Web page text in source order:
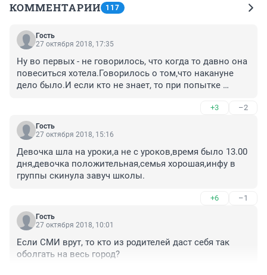
КОММЕНТАРИИ 117
Гость
27 октября 2018, 17:35
Ну во первых - не говорилось, что когда то давно она
повеситься хотела.Говорилось о том,что накануне
дело было.И если кто не знает, то при попытке
мед.комиссия будет с пометкой об учете)Мож кто то
умный и подсказал, что соврать надо про то что кто
+3 –2
Гость
27 октября 2018, 15:16
Девочка шла на уроки,а не с уроков,время было 13.00
дня,девочка положительная,семья хорошая,инфу в
группы скинула завуч школы.
+6 –1
Гость
27 октября 2018, 10:01
Если СМИ врут, то кто из родителей даст себя так
оболгать на весь город?